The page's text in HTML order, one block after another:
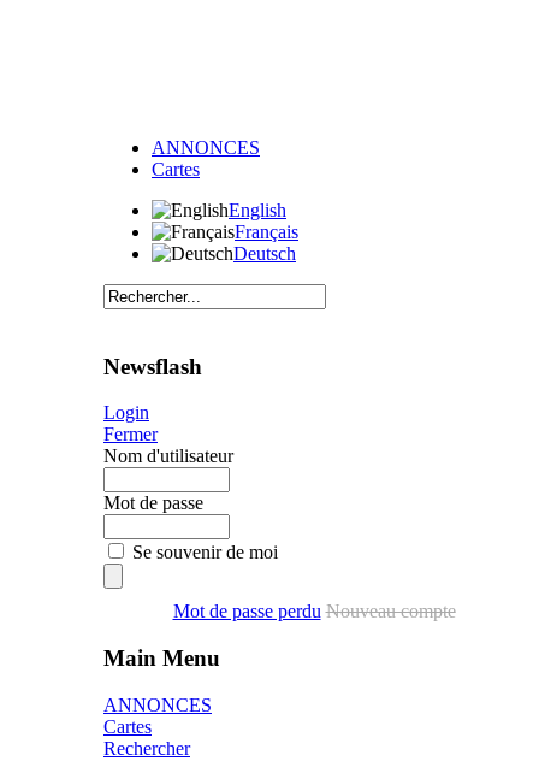
ANNONCES
Cartes
English
Français
Deutsch
Newsflash
Login
Fermer
Nom d'utilisateur
Mot de passe
Se souvenir de moi
Mot de passe perdu Nouveau compte
Main Menu
ANNONCES
Cartes
Rechercher